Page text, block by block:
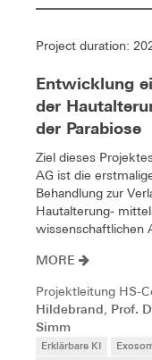
Project duration:
Entwicklung
der
der Parabiose
Ziel dieses
AG ist die
Behandlung zur
Hautalterung-
wissenschaftlichen
MORE
Projektleitung HS-
Hildebrand, Prof.
Simm
Erklärbare KI